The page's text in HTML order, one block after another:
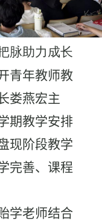
脉助力成长
青年教师教
娄燕宏主
期教学安排
现阶段教学
完善、课程
学老师结合